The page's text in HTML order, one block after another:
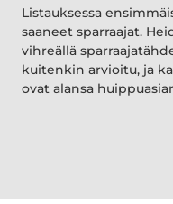
Listauksessa
saaneet sparraajat.
vihreällä
kuitenkin arvioitu, ja
ovat alansa